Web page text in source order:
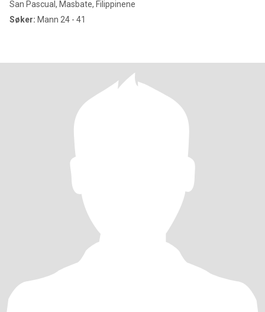
San Pascual, Masbate, Filippinene
Søker: Mann 24 - 41